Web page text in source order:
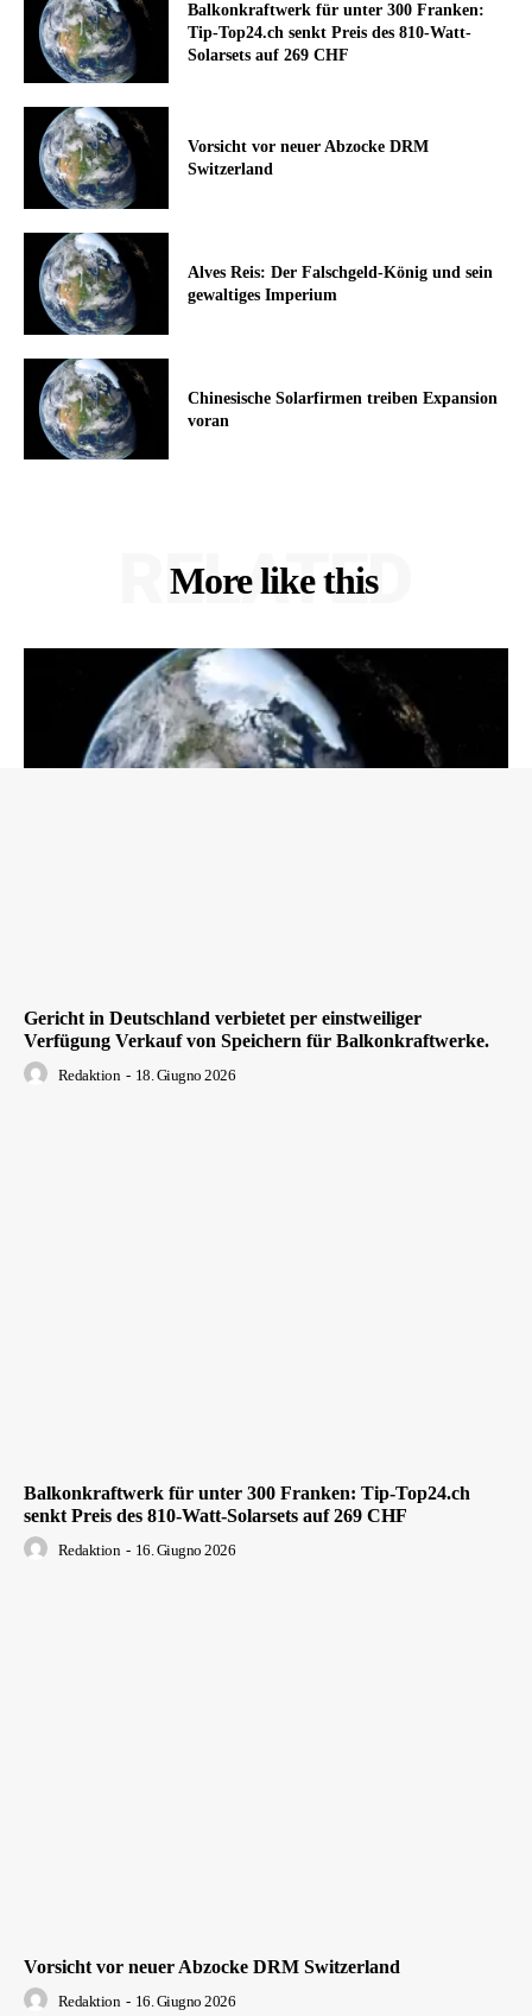
Balkonkraftwerk für unter 300 Franken:
Tip-Top24.ch senkt Preis des 810-Watt-
Solarsets auf 269 CHF
Vorsicht vor neuer Abzocke DRM
Switzerland
Alves Reis: Der Falschgeld-König und sein
gewaltiges Imperium
Chinesische Solarfirmen treiben Expansion
voran
More like this
RELATED
Gericht in Deutschland verbietet per einstweiliger
Verfügung Verkauf von Speichern für Balkonkraftwerke.
Redaktion - 18. Giugno 2026
Balkonkraftwerk für unter 300 Franken: Tip-Top24.ch
senkt Preis des 810-Watt-Solarsets auf 269 CHF
Redaktion - 16. Giugno 2026
Vorsicht vor neuer Abzocke DRM Switzerland
Redaktion - 16. Giugno 2026